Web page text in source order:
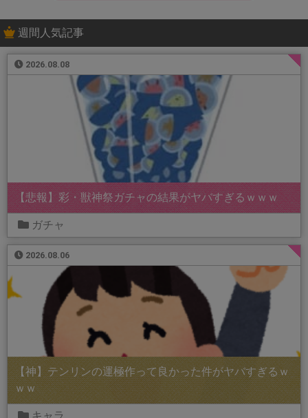
週間人気記事
2026.08.08
【悲報】彩・獣神祭ガチャの結果がヤバすぎるｗｗｗ
ガチャ
2026.08.06
【神】テンリンの運極作って良かった件がヤバすぎるｗ
ｗｗ